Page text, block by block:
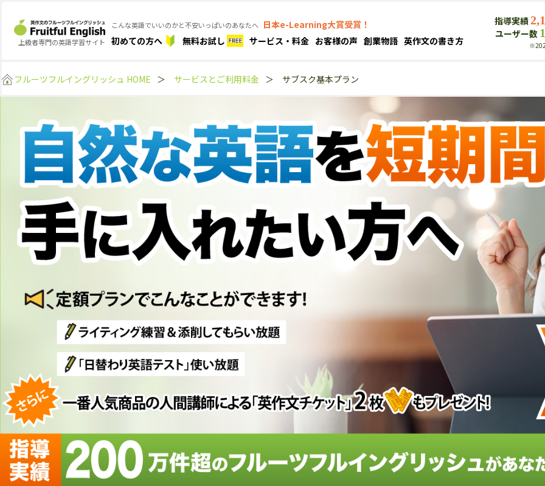
上級者専門の英語学習サイト
こんな英語でいいのかと不安いっぱいのあなたへ 日本e-Learning大賞受賞！
初めての方へ
無料お試し サービス・料金 お客様の声 創業物語 英作文の書き方
指導実績
ユーザー数
フルーツフルイングリッシュ HOME ＞ サービスとご利用料金 ＞ サブスク基本プラン